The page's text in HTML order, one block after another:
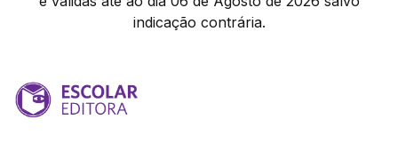
indicação contrária.